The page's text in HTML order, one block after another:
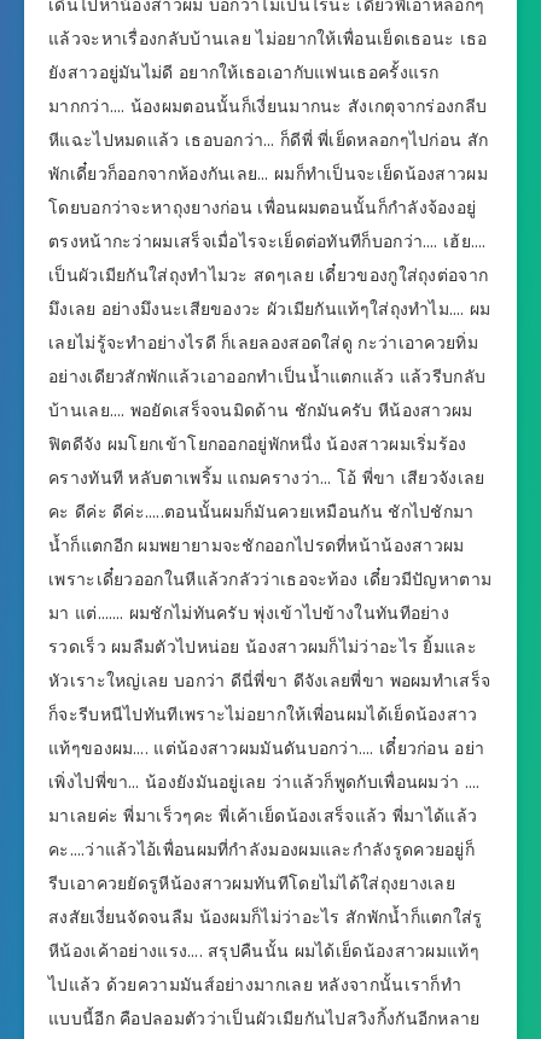
เดินไปหาน้องสาวผม บอกว่าไม่เป็นไรนะ เดี๋ยวพี่เอาหลอกๆ
แล้วจะหาเรื่องกลับบ้านเลย ไม่อยากให้เพื่อนเย็ดเธอนะ เธอ
ยังสาวอยู่มันไม่ดี อยากให้เธอเอากับแฟนเธอครั้งแรก
มากกว่า…. น้องผมตอนนั้นก็เงี่ยนมากนะ สังเกตุจากร่องกลีบ
หีแฉะไปหมดแล้ว เธอบอกว่า… ก็ดีพี่ พี่เย็ดหลอกๆไปก่อน สัก
พักเดี๋ยวก็ออกจากห้องกันเลย… ผมก็ทำเป็นจะเย็ดน้องสาวผม
โดยบอกว่าจะหาถุงยางก่อน เพื่อนผมตอนนั้นก็กำลังจ้องอยู่
ตรงหน้ากะว่าผมเสร็จเมื่อไรจะเย็ดต่อทันทีก็บอกว่า…. เฮ้ย….
เป็นผัวเมียกันใส่ถุงทำไมวะ สดๆเลย เดี๋ยวของกูใส่ถุงต่อจาก
มึงเลย อย่างมึงนะเสียของวะ ผัวเมียกันแท้ๆใส่ถุงทำไม…. ผม
เลยไม่รู้จะทำอย่างไรดี ก็เลยลองสอดใส่ดู กะว่าเอาควยทิ่ม
อย่างเดียวสักพักแล้วเอาออกทำเป็นน้ำแตกแล้ว แล้วรีบกลับ
บ้านเลย…. พอยัดเสร็จจนมิดด้าน ชักมันครับ หีน้องสาวผม
ฟิตดีจัง ผมโยกเข้าโยกออกอยู่พักหนึ่ง น้องสาวผมเริ่มร้อง
ครางทันที หลับตาเพริ้ม แถมครางว่า… โอ้ พี่ขา เสียวจังเลย
คะ ดีค่ะ ดีค่ะ…..ตอนนั้นผมก็มันควยเหมือนกัน ชักไปชักมา
น้ำก็แตกอีก ผมพยายามจะชักออกไปรดที่หน้าน้องสาวผม
เพราะเดี๋ยวออกในหีแล้วกลัวว่าเธอจะท้อง เดี๋ยวมีปัญหาตาม
มา แต่……. ผมชักไม่ทันครับ พุ่งเข้าไปข้างในทันทีอย่าง
รวดเร็ว ผมลืมตัวไปหน่อย น้องสาวผมก็ไม่ว่าอะไร ยิ้มและ
หัวเราะใหญ่เลย บอกว่า ดีนี่พี่ขา ดีจังเลยพี่ขา พอผมทำเสร็จ
ก็จะรีบหนีไปทันทีเพราะไม่อยากให้เพี่อนผมได้เย็ดน้องสาว
แท้ๆของผม…. แต่น้องสาวผมมันดันบอกว่า…. เดี๋ยวก่อน อย่า
เพิ่งไปพี่ขา… น้องยังมันอยู่เลย ว่าแล้วก็พูดกับเพื่อนผมว่า ….
มาเลยค่ะ พี่มาเร็วๆคะ พี่เค้าเย็ดน้องเสร็จแล้ว พี่มาได้แล้ว
คะ….ว่าแล้วไอ้เพื่อนผมที่กำลังมองผมและกำลังรูดควยอยู่ก็
รีบเอาควยยัดรูหีน้องสาวผมทันทีโดยไม่ได้ใส่ถุงยางเลย
สงสัยเงี่ยนจัดจนลืม น้องผมก็ไม่ว่าอะไร สักพักน้ำก็แตกใส่รู
หีน้องเค้าอย่างแรง…. สรุปคืนนั้น ผมได้เย็ดน้องสาวผมแท้ๆ
ไปแล้ว ด้วยความมันส์อย่างมากเลย หลังจากนั้นเราก็ทำ
แบบนี้อีก คือปลอมตัวว่าเป็นผัวเมียกันไปสวิงกิ้งกันอีกหลาย